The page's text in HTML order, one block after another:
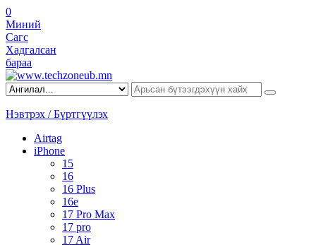
0
Миний
Сагс
Хадгалсан
бараа
Нэвтрэх / Бүртгүүлэх
Airtag
iPhone
15
16
16 Plus
16e
17 Pro Max
17 pro
17 Air